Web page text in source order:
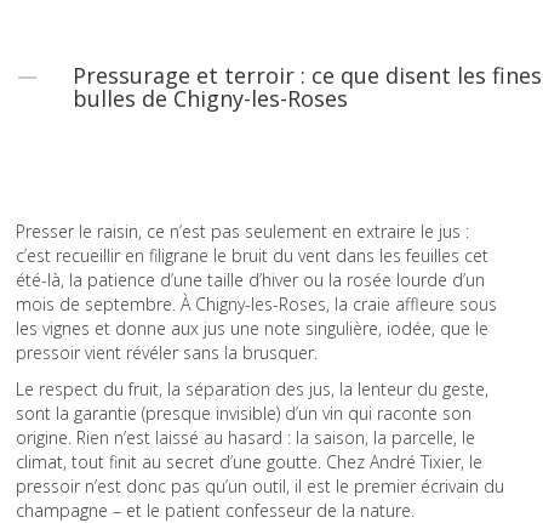
Pressurage et terroir : ce que disent les fines
bulles de Chigny-les-Roses
Presser le raisin, ce n’est pas seulement en extraire le jus :
c’est recueillir en filigrane le bruit du vent dans les feuilles cet
été-là, la patience d’une taille d’hiver ou la rosée lourde d’un
mois de septembre. À Chigny-les-Roses, la craie affleure sous
les vignes et donne aux jus une note singulière, iodée, que le
pressoir vient révéler sans la brusquer.
Le respect du fruit, la séparation des jus, la lenteur du geste,
sont la garantie (presque invisible) d’un vin qui raconte son
origine. Rien n’est laissé au hasard : la saison, la parcelle, le
climat, tout finit au secret d’une goutte. Chez André Tixier, le
pressoir n’est donc pas qu’un outil, il est le premier écrivain du
champagne – et le patient confesseur de la nature.